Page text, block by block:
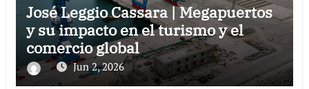
José Leggio Cassara | Megapuertos
y su impacto en el turismo y el
comercio global
Jun 2, 2026